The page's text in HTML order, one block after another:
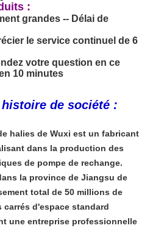
:
grandes -- Délai de
le service continuel de 6
votre question en ce
10 minutes
de société :
halies de Wuxi est un fabricant
dans la production des
de pompe de rechange.
la province de Jiangsu de
total de 50 millions de
carrés d'espace standard
une entreprise professionnelle